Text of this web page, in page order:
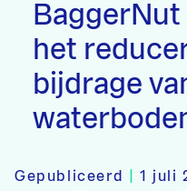
het
bijdrage
Gepubliceerd |1 juli